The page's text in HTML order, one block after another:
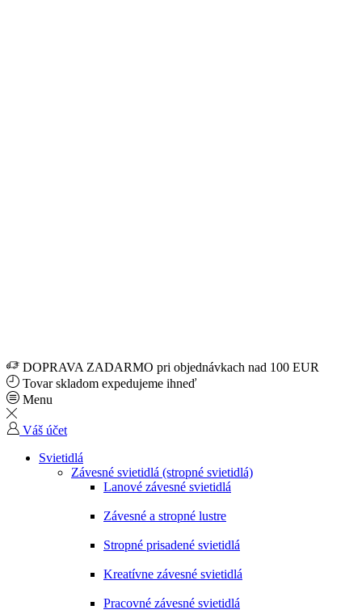
DOPRAVA ZADARMO pri objednávkach nad 100 EUR
Tovar skladom expedujeme ihneď
Menu
Váš účet
Svietidlá
Závesné svietidlá (stropné svietidlá)
Lanové závesné svietidlá
Závesné a stropné lustre
Stropné prisadené svietidlá
Kreatívne závesné svietidlá
Pracovné závesné svietidlá